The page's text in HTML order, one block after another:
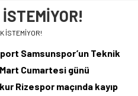
İSTEMİYOR!
Samsunspor’un Teknik
Cumartesi günü
Rizespor maçında kayıp